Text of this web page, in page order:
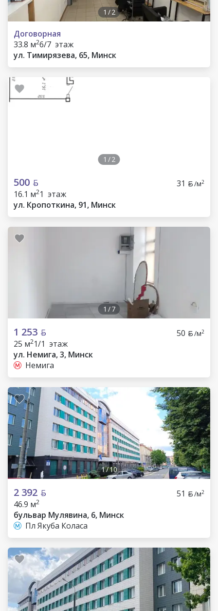
1 /2
Договорная
33.8 м26/7 этаж
ул. Тимирязева, 65, Минск
1 /2
500 31 /м2
16.1 м21 этаж
ул. Кропоткина, 91, Минск
1 /7
1 253 50 /м2
25 м21/1 этаж
ул. Немига, 3, Минск
Немига
1/10
2 392 51 /м2
46.9 м2
бульвар Мулявина, 6, Минск
Пл Якуба Коласа